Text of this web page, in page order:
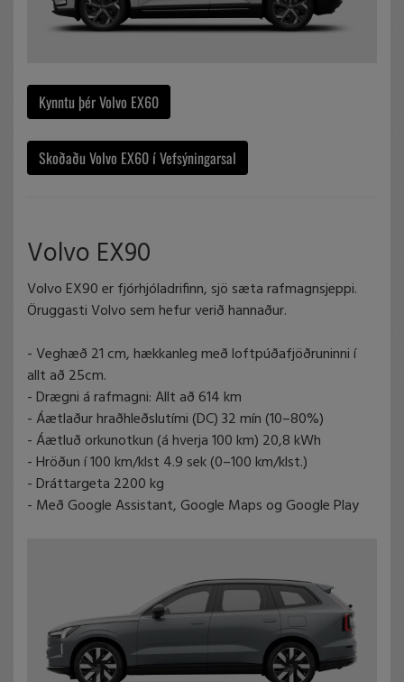
Kynntu þér Volvo EX60
Skoðaðu Volvo EX60 í Vefsýningarsal
Volvo EX90
Volvo EX90 er fjórhjóladrifinn, sjö sæta rafmagnsjeppi.
Öruggasti Volvo sem hefur verið hannaður.
- Veghæð 21 cm, hækkanleg með loftpúðafjöðruninni í
allt að 25cm.
- Drægni á rafmagni: Allt að 614 km
- Áætlaður hraðhleðslutími (DC) 32 mín (10–80%)
- Áætluð orkunotkun (á hverja 100 km) 20,8 kWh
- Hröðun í 100 km/klst 4.9 sek (0–100 km/klst.)
- Dráttargeta 2200 kg
- Með Google Assistant, Google Maps og Google Play